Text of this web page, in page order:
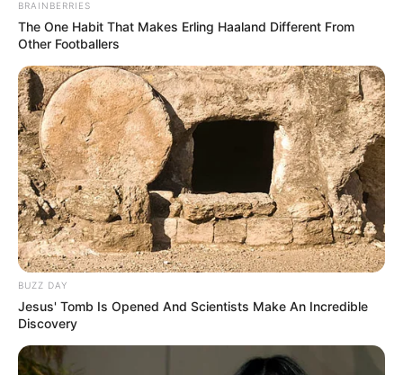
BRAINBERRIES
The One Habit That Makes Erling Haaland Different From
Other Footballers
BUZZ DAY
Jesus' Tomb Is Opened And Scientists Make An Incredible
Discovery